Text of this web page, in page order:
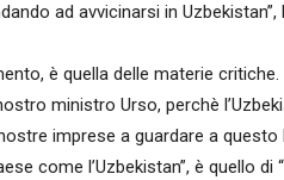
ad avvicinarsi in Uzbekistan”,
è quella delle materie critiche.
ministro Urso, perchè
imprese a guardare a questo
come l’Uzbekistan”, è quello di